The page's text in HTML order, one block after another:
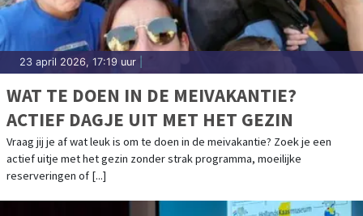
23 april 2026, 17:19 uur
WAT TE DOEN IN DE MEIVAKANTIE?
ACTIEF DAGJE UIT MET HET GEZIN
Vraag jij je af wat leuk is om te doen in de meivakantie? Zoek je een
actief uitje met het gezin zonder strak programma, moeilijke
reserveringen of [...]